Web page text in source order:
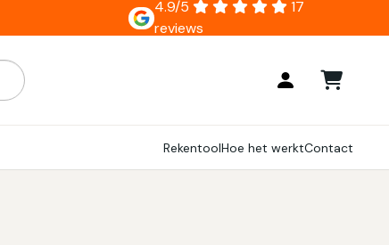
4.9/5
17
reviews
gebruik de pijlen om omhoog en omlaag te gaan
RekentoolHoe het werktContact